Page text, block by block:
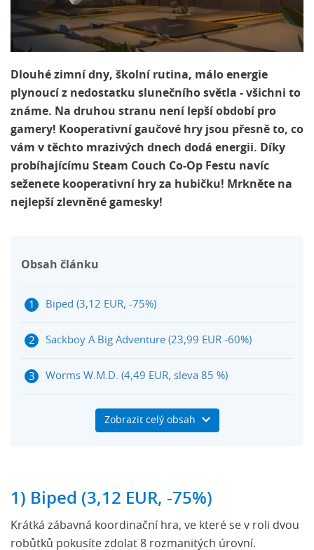
Dlouhé zimní dny, školní rutina, málo energie
plynoucí z nedostatku slunečního světla - všichni to
známe. Na druhou stranu není lepší období pro
gamery! Kooperativní gaučové hry jsou přesně to, co
vám v těchto mrazivých dnech dodá energii. Díky
probíhajícímu Steam Couch Co-Op Festu navíc
seženete kooperativní hry za hubičku! Mrkněte na
nejlepší zlevněné gamesky!
Obsah článku
Biped (3,12 EUR, -75%)
Sackboy A Big Adventure (23,99 EUR -60%)
Worms W.M.D. (4,49 EUR, sleva 85 %)
Dobití Steam peněženky na Herních kuponech
Zobrazit celý obsah
1) Biped (3,12 EUR, -75%)
Krátká zábavná koordinační hra, ve které se v roli dvou
robůtků pokusíte zdolat 8 rozmanitých úrovní.